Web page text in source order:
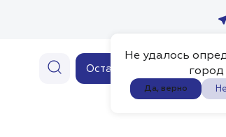
Не удалось
город
Да, верно
Оставить заявку 0